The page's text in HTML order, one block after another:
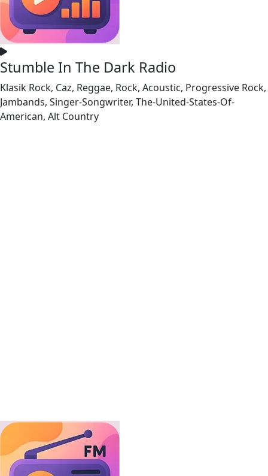
Stumble In The Dark Radio
Klasik Rock, Caz, Reggae, Rock, Acoustic, Progressive Rock,
Jambands, Singer-Songwriter, The-United-States-Of-
American, Alt Country